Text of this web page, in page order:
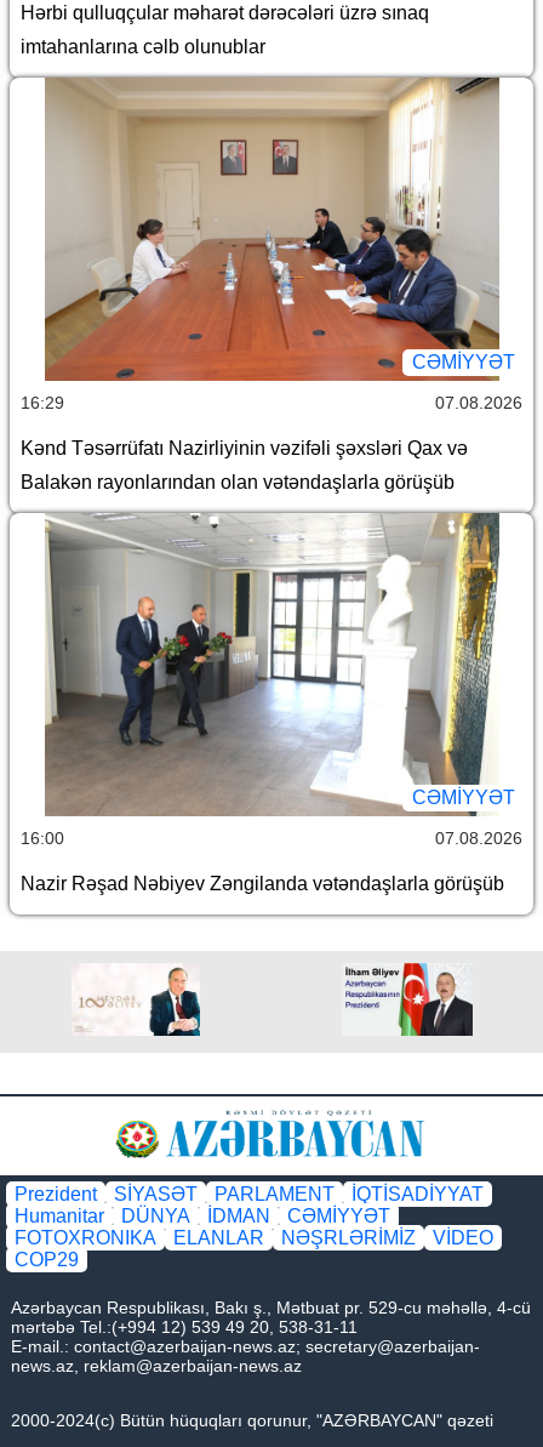
Hərbi qulluqçular məharət dərəcələri üzrə sınaq
imtahanlarına cəlb olunublar
CƏMİYYƏT
16:29 07.08.2026
Kənd Təsərrüfatı Nazirliyinin vəzifəli şəxsləri Qax və
Balakən rayonlarından olan vətəndaşlarla görüşüb
CƏMİYYƏT
16:00 07.08.2026
Nazir Rəşad Nəbiyev Zəngilanda vətəndaşlarla görüşüb
Prezident SİYASƏT PARLAMENT
İQTİSADİYYAT
Humanitar
DÜNYA İDMAN
CƏMİYYƏT
FOTOXRONIKA
ELANLAR NƏŞRLƏRİMİZ
VİDEO
COP29
Azərbaycan Respublikası, Bakı ş., Mətbuat pr. 529-cu məhəllə, 4-cü
mərtəbə Tel.:(+994 12) 539 49 20, 538-31-11
E-mail.: contact@azerbaijan-news.az; secretary@azerbaijan-
news.az reklam@azerbaijan-news.az
2000-2024(c) Bütün hüquqları qorunur, "AZƏRBAYCAN" qəzeti